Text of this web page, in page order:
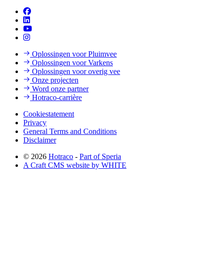
Oplossingen voor Pluimvee
Oplossingen voor Varkens
Oplossingen voor overig vee
Onze projecten
Word onze partner
Hotraco-carrière
Cookiestatement
Privacy
General Terms and Conditions
Disclaimer
© 2026 Hotraco - Part of Speria
A Craft CMS website by WHITE